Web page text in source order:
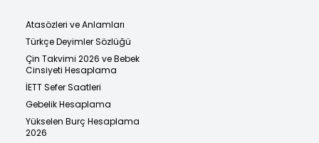
Atasözleri ve Anlamları
Türkçe Deyimler Sözlüğü
Çin Takvimi 2026 ve Bebek
Cinsiyeti Hesaplama
İETT Sefer Saatleri
Gebelik Hesaplama
Yükselen Burç Hesaplama
2026